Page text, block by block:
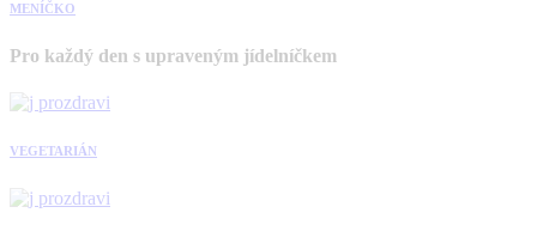
MENÍČKO
Pro každý den s upraveným jídelníčkem
VEGETARIÁN